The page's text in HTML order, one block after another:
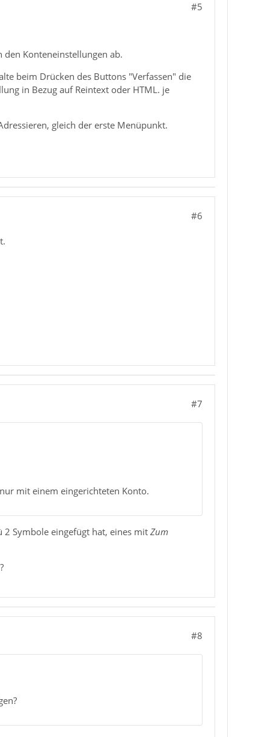
#5
den Konteneinstellungen ab.
beim Drücken des Buttons "Verfassen" die
in Bezug auf Reintext oder HTML. je
gleich der erste Menüpunkt.
#6
#7
mit einem eingerichteten Konto.
2 Symbole eingefügt hat, eines mit Zum
#8